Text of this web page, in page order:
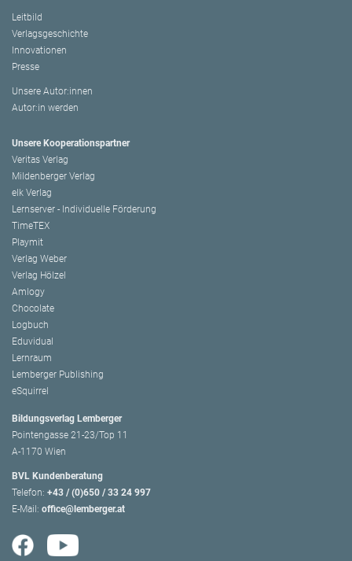
Leitbild
Verlagsgeschichte
Innovationen
Presse
Unsere Autor:innen
Autor:in werden
Unsere Kooperationspartner
Veritas Verlag
Mildenberger Verlag
elk Verlag
Lernserver - Individuelle Förderung
TimeTEX
Playmit
Verlag Weber
Verlag Hölzel
Amlogy
Chocolate
Logbuch
Eduvidual
Lernraum
Lemberger Publishing
eSquirrel
Bildungsverlag Lemberger
Pointengasse 21-23/Top 11
A-1170 Wien
BVL Kundenberatung
Telefon: +43 / (0)650 / 33 24 997
E-Mail: office@lemberger.at